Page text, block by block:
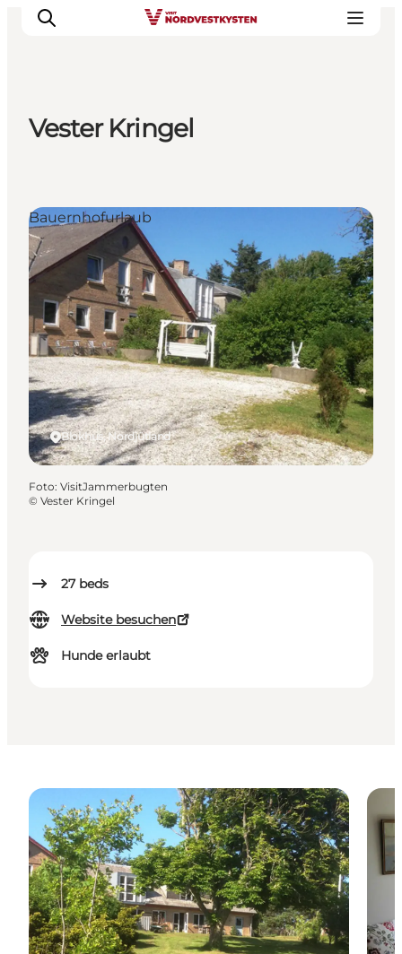
Events
Unterkunft
Mach deine Urlaubsplanung
Vester Kringel
27 beds
Website besuchen
Hunde erlaubt
Blokhus, Nordjütland
Bauernhofurlaub
Foto: VisitJammerbugten
© Vester Kringel